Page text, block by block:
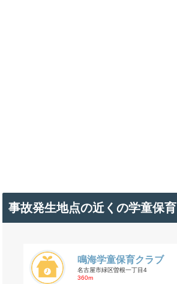
事故発生地点の近くの学童保育
鳴海学童保育クラブ
名古屋市緑区曽根一丁目4
360m